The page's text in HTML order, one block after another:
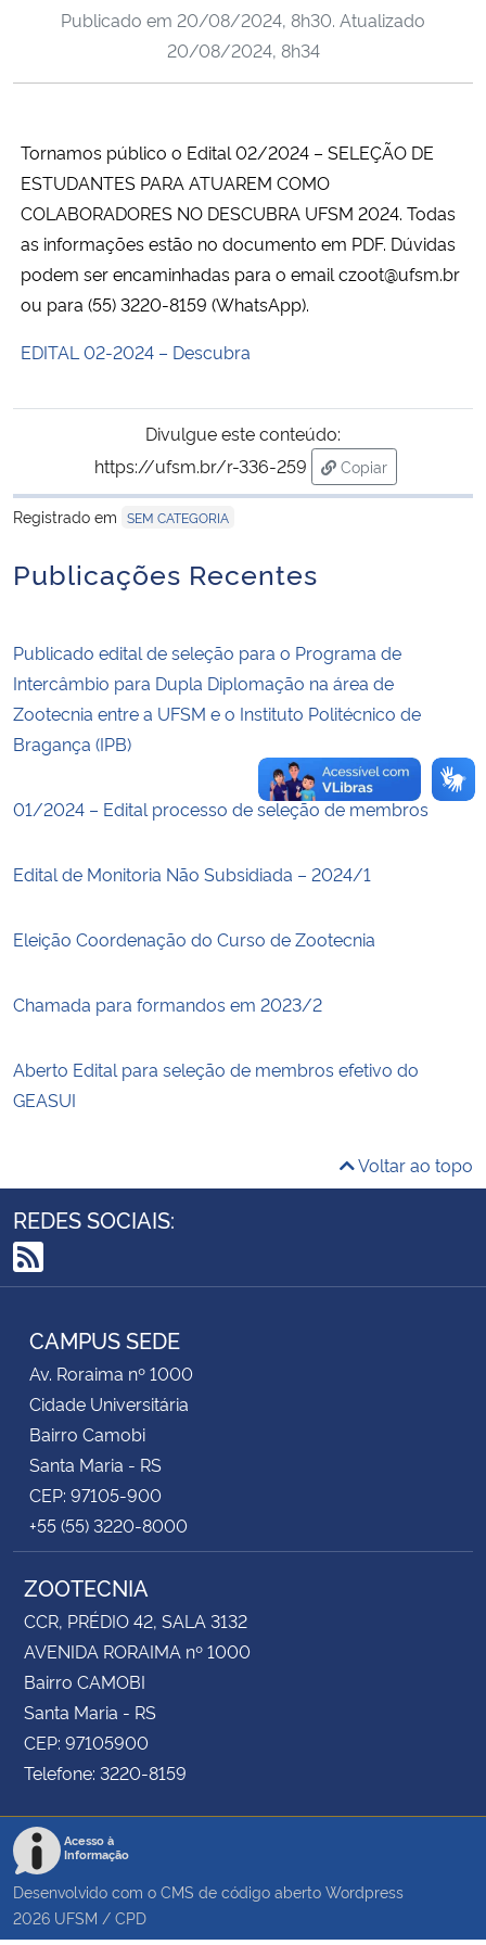
Ministério da Cidadania
Ministério da Ciência, Tecnologia, Inovações e Comunicações
Ministério do Meio Ambiente
Ministério do Turismo
Ministério do Desenvolvimento Regional
Ministério da Mulher, da Família e dos Direitos Humanos
Secretaria de Governo
Gabinete de Segurança Institucional
Advocacia-Geral da União
Publicado em 20/08/2024, 8h30. Atualizado
20/08/2024, 8h34
Tornamos público o Edital 02/2024 – SELEÇÃO DE
ESTUDANTES PARA ATUAREM COMO
COLABORADORES NO DESCUBRA UFSM 2024. Todas
as informações estão no documento em PDF. Dúvidas
podem ser encaminhadas para o email czoot@ufsm.br
ou para (55) 3220-8159 (WhatsApp).
EDITAL 02-2024 – Descubra
Divulgue este conteúdo:
https://ufsm.br/r-336-259
Copiar
para área de
Registrado em SEM CATEGORIA
Publicações Recentes
Publicado edital de seleção para o Programa de
Intercâmbio para Dupla Diplomação na área de
Zootecnia entre a UFSM e o Instituto Politécnico de
Bragança (IPB)
01/2024 – Edital processo de seleção de membros
Edital de Monitoria Não Subsidiada – 2024/1
Eleição Coordenação do Curso de Zootecnia
Chamada para formandos em 2023/2
Aberto Edital para seleção de membros efetivo do
GEASUI
Voltar ao topo
REDES SOCIAIS:
RSS
CAMPUS SEDE
Av. Roraima nº 1000
Cidade Universitária
Bairro Camobi
Santa Maria - RS
CEP: 97105-900
+55 (55) 3220-8000
ZOOTECNIA
CCR, PRÉDIO 42, SALA 3132
AVENIDA RORAIMA nº 1000
Bairro CAMOBI
Santa Maria - RS
CEP: 97105900
Telefone: 3220-8159
Acesso à
Informação
Desenvolvido com o CMS de código aberto Wordpress
2026 UFSM / CPD